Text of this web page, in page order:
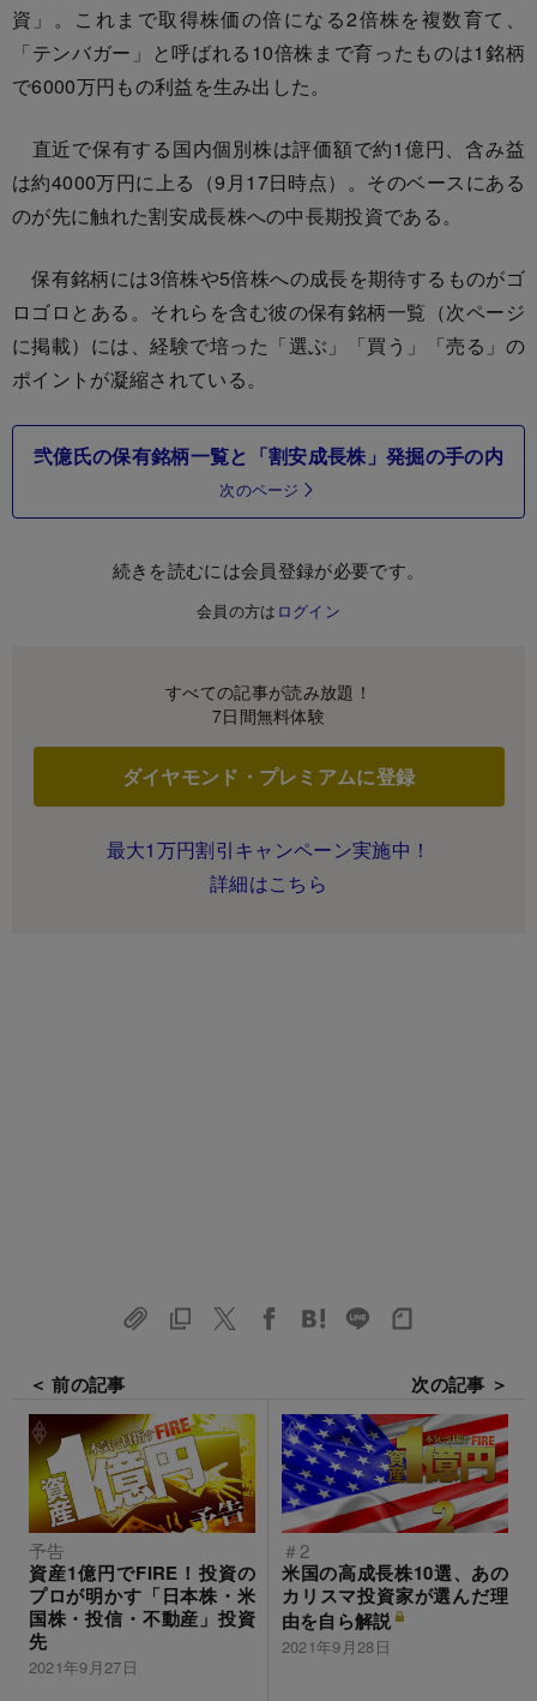
資」。これまで取得株価の倍になる2倍株を複数育て、
「テンバガー」と呼ばれる10倍株まで育ったものは1銘柄
で6000万円もの利益を生み出した。
直近で保有する国内個別株は評価額で約1億円、含み益
は約4000万円に上る（9月17日時点）。そのベースにある
のが先に触れた割安成長株への中長期投資である。
保有銘柄には3倍株や5倍株への成長を期待するものがゴ
ロゴロとある。それらを含む彼の保有銘柄一覧（次ページ
に掲載）には、経験で培った「選ぶ」「買う」「売る」の
ポイントが凝縮されている。
弐億氏の保有銘柄一覧と「割安成長株」発掘の手の内
次のページ
続きを読むには会員登録が必要です。
会員の方は ログイン
すべての記事が読み放題！
7日間無料体験
ダイヤモンド・プレミアムに登録
最大1万円割引キャンペーン実施中！
詳細はこちら
＜ 前の記事
予告
資産1億円でFIRE！投資の
プロが明かす「日本株・米
国株・投信・不動産」投資
先
2021年9月27日
次の記事 ＞
＃2
米国の高成長株10選、あの
カリスマ投資家が選んだ理
由を自ら解説
2021年9月28日